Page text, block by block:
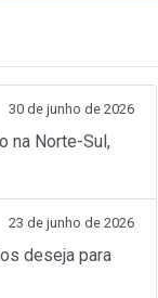
30 de junho de 2026
na Norte-Sul,
23 de junho de 2026
deseja para